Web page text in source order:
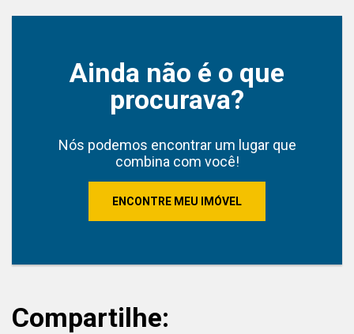
Ainda não é o que
procurava?
Nós podemos encontrar um lugar que
combina com você!
ENCONTRE MEU IMÓVEL
Compartilhe: